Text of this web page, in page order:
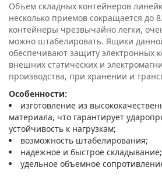
Объем складных контейнеров
несколько приемов сокращается до
контейнеры чрезвычайно легки,
можно штабелировать. Ящики
обеспечивают защиту электронных
внешних статических и
производства, при хранении и
Особенности:
изготовление из
материала, что гарантирует
устойчивость к нагрузкам;
возможность штабелирования;
надежное и быстрое складывание;
удельное объемное